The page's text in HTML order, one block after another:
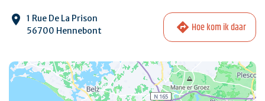
1 Rue De La Prison
56700 Hennebont
Hoe kom ik daar